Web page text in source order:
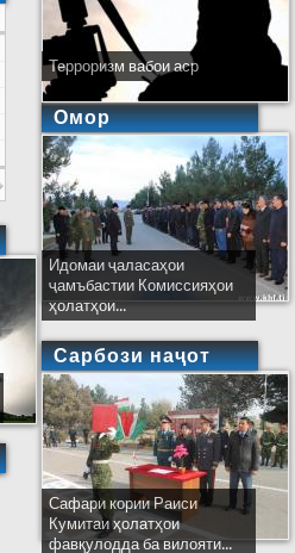
Терроризм вабои аср
Омор
Идомаи ҷаласаҳои
ҷамъбастии Комиссияҳои
ҳолатҳои...
Сарбози наҷот
Сафари кории Раиси
Кумитаи ҳолатҳои
фавқулодда ба вилояти...